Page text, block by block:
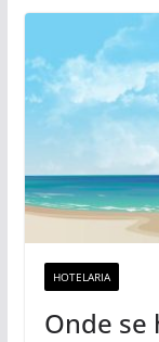
HOTELARIA
Onde se